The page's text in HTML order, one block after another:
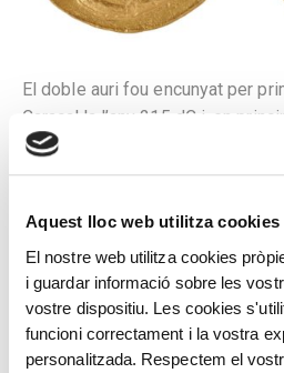
Aquest lloc web utilitza cookies
El nostre web utilitza cookies
i guardar informació sobre les
vostre dispositiu. Les cookies
funcioni correctament i la vostra
personalitzada. Respectem el
El doble auri fou encunyat per
Caracal·la l’any 215 dC i, en
de dos auris. Per això, se
‘doble auri’). Era una moneda
envoltat per la llegenda
gràfila de punts. Al revers, bust
llorejat amb els trets físics de
llegenda DEO AVGVSTO i una